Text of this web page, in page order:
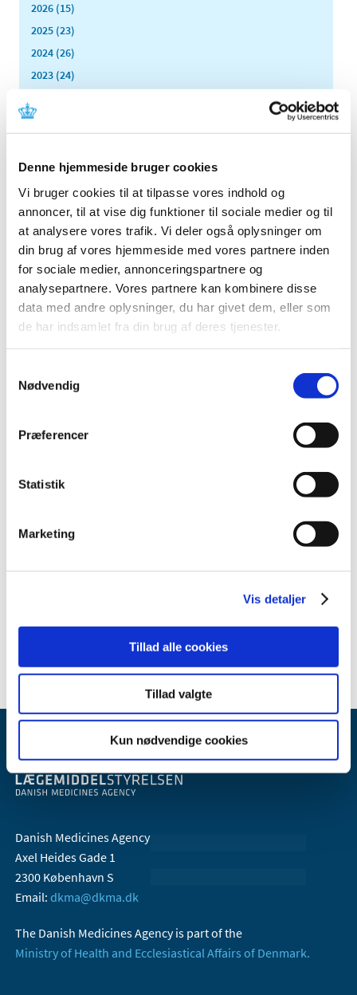
Denne hjemmeside bruger cookies
Vi bruger cookies til at tilpasse vores indhold og
annoncer, til at vise dig funktioner til sociale medier og til
at analysere vores trafik. Vi deler også oplysninger om
din brug af vores hjemmeside med vores partnere inden
for sociale medier, annonceringspartnere og
analysepartnere. Vores partnere kan kombinere disse
data med andre oplysninger, du har givet dem, eller som
de har indsamlet fra din brug af deres tjenester.
Nødvendig
Præferencer
Statistik
Marketing
Vis detaljer
Tillad alle cookies
Tillad valgte
Kun nødvendige cookies
2026 (15)
2025 (23)
2024 (26)
2023 (24)
November (1)
October (2)
July (2)
June (1)
May (1)
April (2)
March (1)
February (1)
January (1)
2021 (44)
2019 (20)
2017 (48)
2013 (3)
2011 (13)
2009 (14)
Danish Medicines Agency
Axel Heides Gade 1
2300 København S
Email: dkma@dkma.dk
The Danish Medicines Agency is part of the
Ministry of Health and Ecclesiastical Affairs of Denmark.